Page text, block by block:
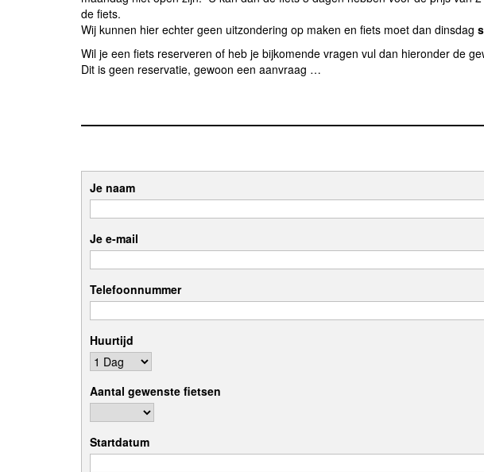
de fiets.
Wij kunnen hier echter geen uitzondering op maken en fiets moet dan dinsdag
Wil je een fiets reserveren of heb je bijkomende vragen vul dan hieronder de
Dit is geen reservatie, gewoon een aanvraag …
Je naam
Je e-mail
Telefoonnummer
Huurtijd
Aantal gewenste fietsen
Startdatum